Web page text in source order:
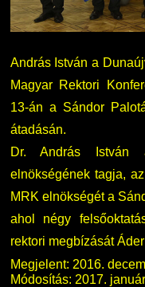
András István a
Magyar Rektori
13-án a Sándor
átadásán.
Dr. András István
elnökségének tagja,
MRK elnökségét a
ahol négy
rektori megbízását
Megjelent: 2016.
Módosítás: 2017.